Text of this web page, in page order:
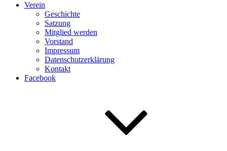
Verein
Geschichte
Satzung
Mitglied werden
Vorstand
Impressum
Datenschutzerklärung
Kontakt
Facebook